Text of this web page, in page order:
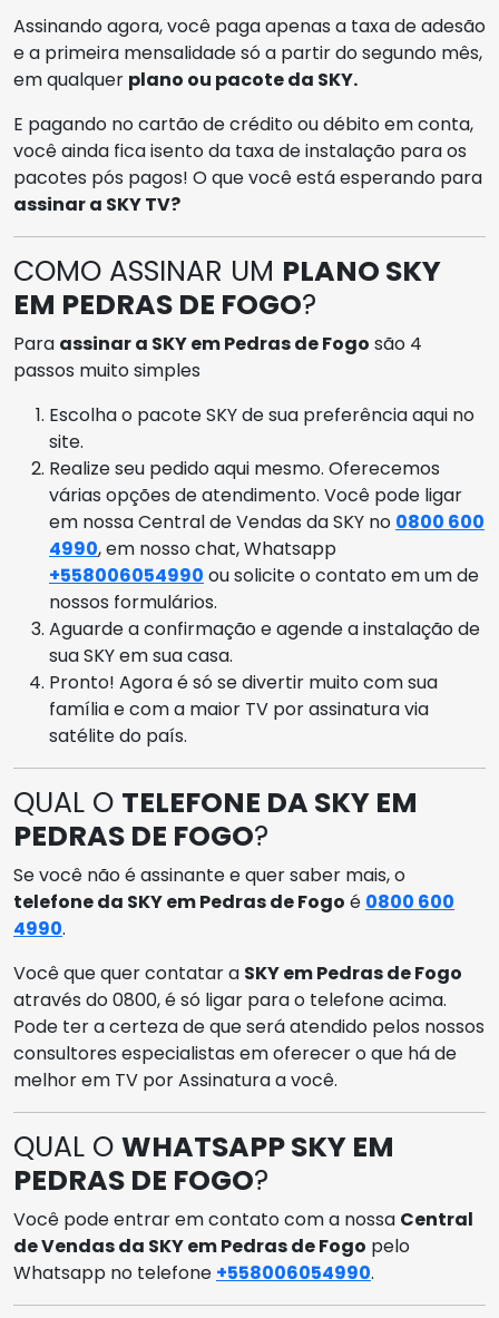
Assinando agora, você paga apenas a taxa de adesão
e a primeira mensalidade só a partir do segundo mês,
em qualquer plano ou pacote da SKY.
E pagando no cartão de crédito ou débito em conta,
você ainda fica isento da taxa de instalação para os
pacotes pós pagos! O que você está esperando para
assinar a SKY TV?
COMO ASSINAR UM PLANO SKY
EM PEDRAS DE FOGO?
Para assinar a SKY em Pedras de Fogo são 4
passos muito simples
Escolha o pacote SKY de sua preferência aqui no
site.
Realize seu pedido aqui mesmo. Oferecemos
várias opções de atendimento. Você pode ligar
em nossa Central de Vendas da SKY no 0800 600
4990, em nosso chat, Whatsapp
+558006054990 ou solicite o contato em um de
nossos formulários.
Aguarde a confirmação e agende a instalação de
sua SKY em sua casa.
Pronto! Agora é só se divertir muito com sua
família e com a maior TV por assinatura via
satélite do país.
QUAL O TELEFONE DA SKY EM
PEDRAS DE FOGO?
Se você não é assinante e quer saber mais, o
telefone da SKY em Pedras de Fogo é 0800 600
4990.
Você que quer contatar a SKY em Pedras de Fogo
através do 0800, é só ligar para o telefone acima.
Pode ter a certeza de que será atendido pelos nossos
consultores especialistas em oferecer o que há de
melhor em TV por Assinatura a você.
QUAL O WHATSAPP SKY EM
PEDRAS DE FOGO?
Você pode entrar em contato com a nossa Central
de Vendas da SKY em Pedras de Fogo pelo
Whatsapp no telefone +558006054990.